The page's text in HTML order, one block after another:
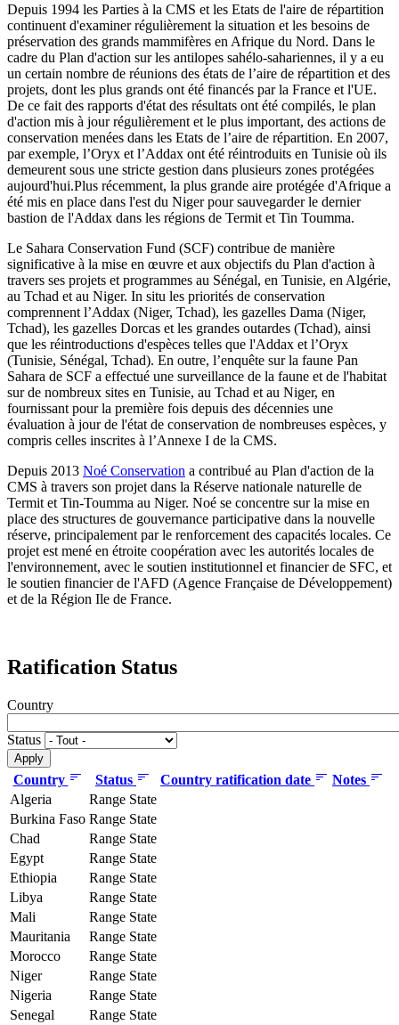
Depuis 1994 les Parties à la CMS et les Etats de l'aire de répartition
continuent d'examiner régulièrement la situation et les besoins de
préservation des grands mammifères en Afrique du Nord. Dans le
cadre du Plan d'action sur les antilopes sahélo-sahariennes, il y a eu
un certain nombre de réunions des états de l’aire de répartition et des
projets, dont les plus grands ont été financés par la France et l'UE.
De ce fait des rapports d'état des résultats ont été compilés, le plan
d'action mis à jour régulièrement et le plus important, des actions de
conservation menées dans les Etats de l’aire de répartition. En 2007,
par exemple, l’Oryx et l’Addax ont été réintroduits en Tunisie où ils
demeurent sous une stricte gestion dans plusieurs zones protégées
aujourd'hui.Plus récemment, la plus grande aire protégée d'Afrique a
été mis en place dans l'est du Niger pour sauvegarder le dernier
bastion de l'Addax dans les régions de Termit et Tin Toumma.
Le Sahara Conservation Fund (SCF) contribue de manière
significative à la mise en œuvre et aux objectifs du Plan d'action à
travers ses projets et programmes au Sénégal, en Tunisie, en Algérie,
au Tchad et au Niger. In situ les priorités de conservation
comprennent l’Addax (Niger, Tchad), les gazelles Dama (Niger,
Tchad), les gazelles Dorcas et les grandes outardes (Tchad), ainsi
que les réintroductions d'espèces telles que l'Addax et l’Oryx
(Tunisie, Sénégal, Tchad). En outre, l’enquête sur la faune Pan
Sahara de SCF a effectué une surveillance de la faune et de l'habitat
sur de nombreux sites en Tunisie, au Tchad et au Niger, en
fournissant pour la première fois depuis des décennies une
évaluation à jour de l'état de conservation de nombreuses espèces, y
compris celles inscrites à l’Annexe I de la CMS.
Depuis 2013 Noé Conservation a contribué au Plan d'action de la
CMS à travers son projet dans la Réserve nationale naturelle de
Termit et Tin-Toumma au Niger. Noé se concentre sur la mise en
place des structures de gouvernance participative dans la nouvelle
réserve, principalement par le renforcement des capacités locales. Ce
projet est mené en étroite coopération avec les autorités locales de
l'environnement, avec le soutien institutionnel et financier de SFC, et
le soutien financier de l'AFD (Agence Française de Développement)
et de la Région Ile de France.
Ratification Status
Country
Status
Country Status Country ratification date
Notes
Algeria
Range State
Burkina Faso Range State
Chad
Range State
Egypt
Range State
Ethiopia
Range State
Libya
Range State
Mali
Range State
Mauritania
Range State
Morocco
Range State
Niger
Range State
Nigeria
Range State
Senegal
Range State